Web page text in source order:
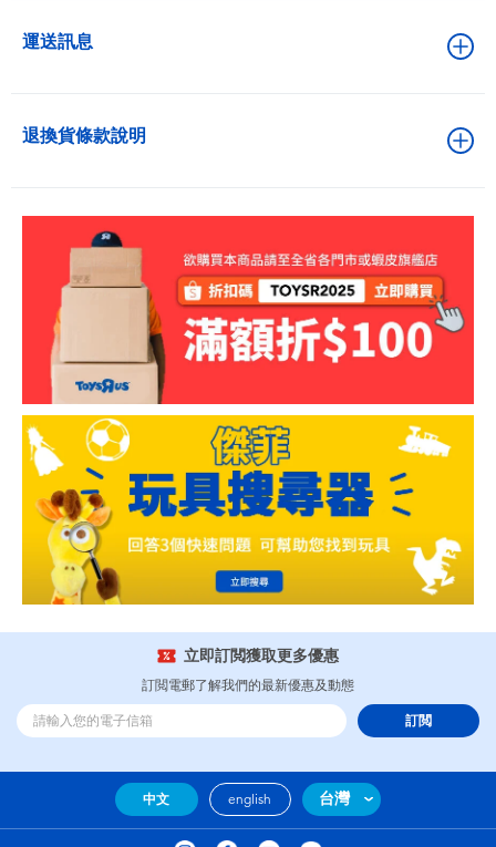
運送訊息
退換貨條款說明
立即訂閲獲取更多優惠
訂閲電郵了解我們的最新優惠及動態
訂閲
中文 english 台灣